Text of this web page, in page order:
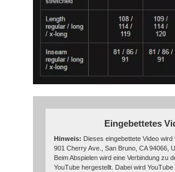
Eingebettetes
Hinweis: Dieses eingebettete Video wird
901 Cherry Ave., San Bruno, CA 94066,
Beim Abspielen wird eine Verbindung zu
YouTube hergestellt. Dabei wird